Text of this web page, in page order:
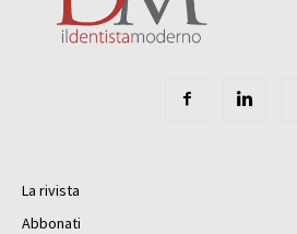
La rivista
Abbonati